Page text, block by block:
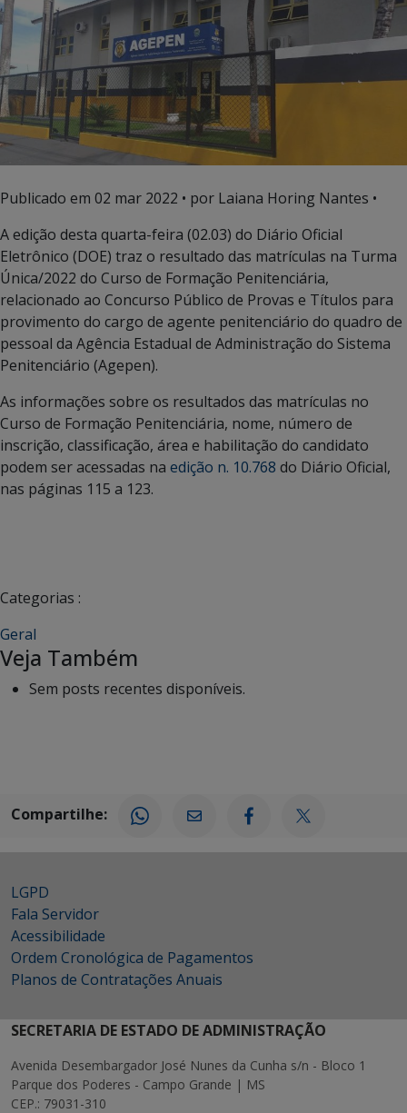
Publicado em 02 mar 2022 • por Laiana Horing Nantes •
A edição desta quarta-feira (02.03) do Diário Oficial
Eletrônico (DOE) traz o resultado das matrículas na Turma
Única/2022 do Curso de Formação Penitenciária,
relacionado ao Concurso Público de Provas e Títulos para
provimento do cargo de agente penitenciário do quadro de
pessoal da Agência Estadual de Administração do Sistema
Penitenciário (Agepen).
As informações sobre os resultados das matrículas no
Curso de Formação Penitenciária, nome, número de
inscrição, classificação, área e habilitação do candidato
podem ser acessadas na edição n. 10.768 do Diário Oficial,
nas páginas 115 a 123.
Categorias :
Geral
Veja Também
Sem posts recentes disponíveis.
Compartilhe:
LGPD
Fala Servidor
Acessibilidade
Ordem Cronológica de Pagamentos
Planos de Contratações Anuais
SECRETARIA DE ESTADO DE ADMINISTRAÇÃO
Avenida Desembargador José Nunes da Cunha s/n - Bloco 1
Parque dos Poderes - Campo Grande | MS
CEP.: 79031-310